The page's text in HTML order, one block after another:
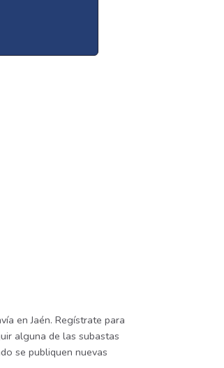
en Jaén. Regístrate para
alguna de las subastas
se publiquen nuevas